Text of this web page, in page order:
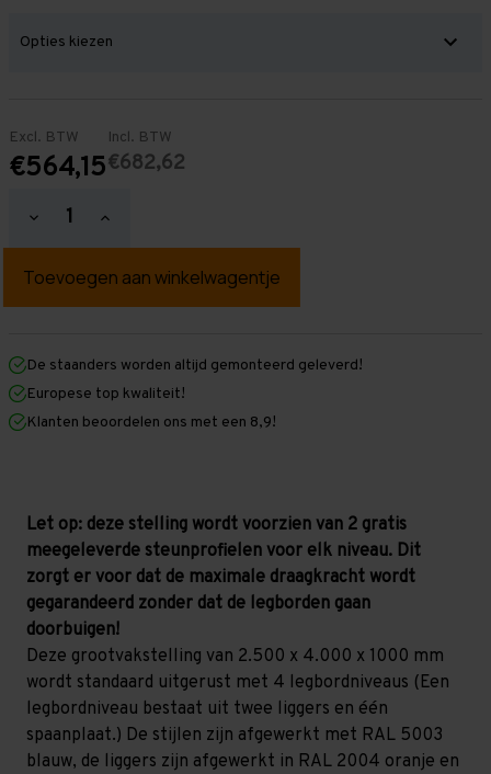
Excl. BTW
€564,15
Incl. BTW
€682,62
Hoeveelheid
verlagen
Grootvakstelling
mm
mm
x
1.000
mm
1.850
mm)
Hoeveelheid
verhogen
Grootvakstelling
mm
mm
1.000
mm
1.850
mm)
De staanders worden altijd gemonteerd geleverd!
Europese top kwaliteit!
Klanten beoordelen ons met een 8,9!
Let op: deze stelling wordt voorzien van 2 gratis
meegeleverde steunprofielen voor elk niveau. Dit
zorgt er voor dat de maximale draagkracht wordt
gegarandeerd zonder dat de legborden gaan
doorbuigen!
Deze grootvakstelling van 2.500 x 4.000 x 1000 mm
wordt standaard uitgerust met 4 legbordniveaus (Een
legbordniveau bestaat uit twee liggers en één
spaanplaat.) De stijlen zijn afgewerkt met RAL 5003
blauw, de liggers zijn afgewerkt in RAL 2004 oranje en